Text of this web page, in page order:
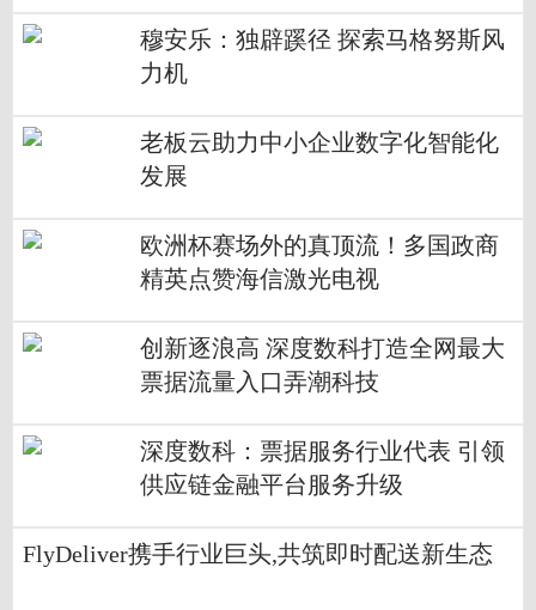
穆安乐：独辟蹊径 探索马格努斯风
力机
老板云助力中小企业数字化智能化
发展
欧洲杯赛场外的真顶流！多国政商
精英点赞海信激光电视
创新逐浪高 深度数科打造全网最大
票据流量入口弄潮科技
深度数科：票据服务行业代表 引领
供应链金融平台服务升级
FlyDeliver携手行业巨头,共筑即时配送新生态